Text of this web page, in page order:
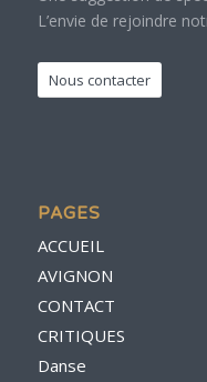
L’envie de rejoindre
Nous contacter
PAGES
ACCUEIL
AVIGNON
CONTACT
CRITIQUES
Danse